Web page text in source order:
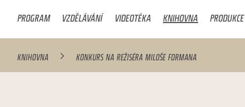
PROGRAM VZDĚLÁVÁNÍ VIDEOTÉKA KNIHOVNA PRODUKCE
KNIHOVNA KONKURS NA REŽISÉRA MILOŠE FORMANA